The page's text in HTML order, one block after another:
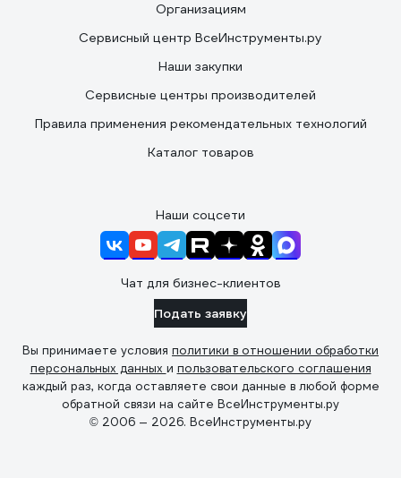
Организациям
Сервисный центр ВсеИнструменты.ру
Наши закупки
Сервисные центры производителей
Правила применения рекомендательных технологий
Каталог товаров
Наши соцсети
Чат для бизнес-клиентов
Подать заявку
Вы принимаете условия политики в отношении обработки
персональных данных и пользовательского соглашения
каждый раз, когда оставляете свои данные в любой форме
обратной связи на сайте ВсеИнструменты.ру
© 2006 — 2026. ВсеИнструменты.ру